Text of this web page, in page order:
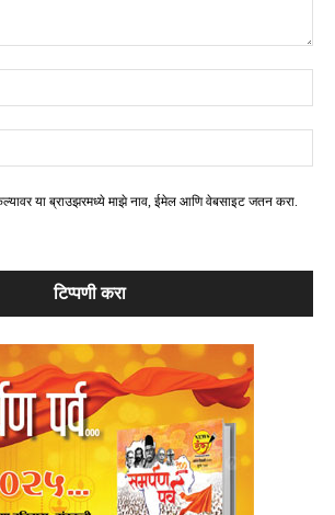
या ब्राउझरमध्ये माझे नाव, ईमेल आणि वेबसाइट जतन करा.